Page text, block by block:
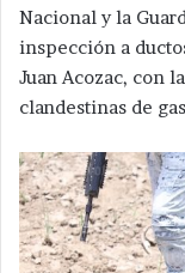
Nacional y la
inspección a
Juan Acozac, con
clandestinas de